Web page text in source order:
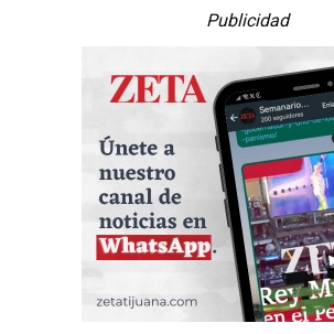
Publicidad